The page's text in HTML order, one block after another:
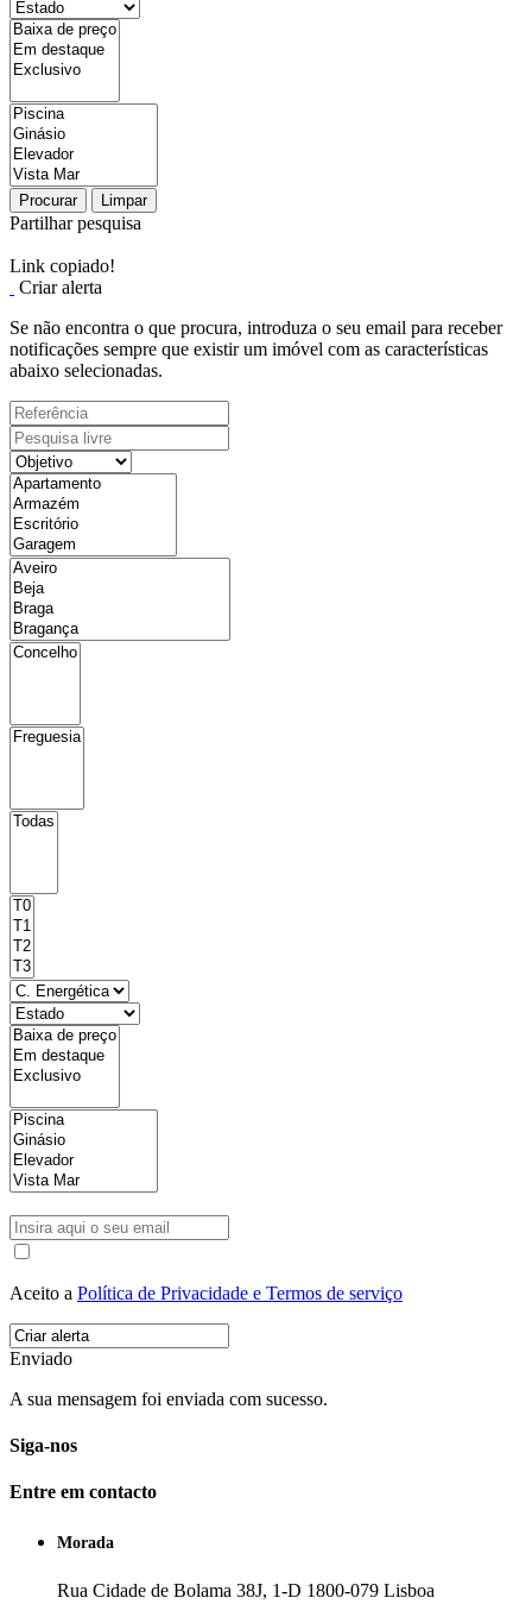
Procurar Limpar
Partilhar pesquisa
Link copiado!
Criar alerta
Se não encontra o que procura, introduza o seu email para receber
notificações sempre que existir um imóvel com as características
abaixo selecionadas.
Aceito a Política de Privacidade e Termos de serviço
Enviado
A sua mensagem foi enviada com sucesso.
Siga-nos
Entre em contacto
Morada
Rua Cidade de Bolama 38J, 1-D 1800-079 Lisboa